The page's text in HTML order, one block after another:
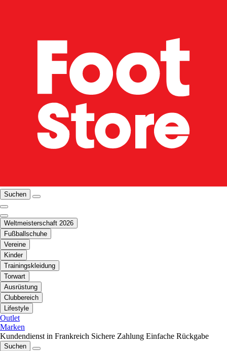
Suchen
Weltmeisterschaft 2026
Fußballschuhe
Vereine
Kinder
Trainingskleidung
Torwart
Ausrüstung
Clubbereich
Lifestyle
Outlet
Marken
Kundendienst in Frankreich Sichere Zahlung Einfache Rückgabe
Suchen